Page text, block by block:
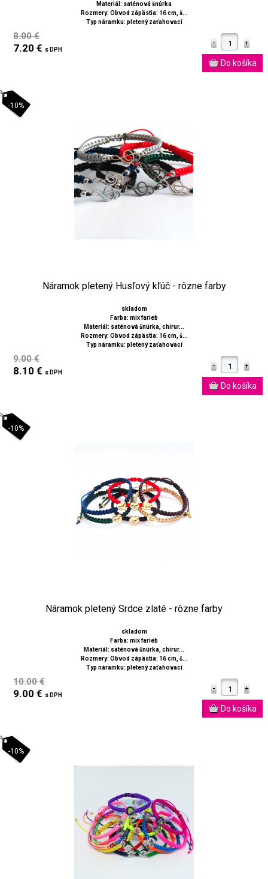
Materiál: saténová šnúrka
Rozmery: Obvod zápästia: 16 cm, š...
Typ náramku: pletený zaťahovací
8.00 €
7.20 € s DPH
-10%
Náramok pletený Husľový kľúč - rôzne farby
skladom
Farba: mix farieb
Materiál: saténová šnúrka, chirur...
Rozmery: Obvod zápästia: 16 cm, š...
Typ náramku: pletený zaťahovací
9.00 €
8.10 € s DPH
-10%
Náramok pletený Srdce zlaté - rôzne farby
skladom
Farba: mix farieb
Materiál: saténová šnúrka, chirur...
Rozmery: Obvod zápästia: 16 cm, š...
Typ náramku: pletený zaťahovací
10.00 €
9.00 € s DPH
-10%